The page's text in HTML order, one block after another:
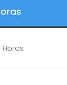
Horas